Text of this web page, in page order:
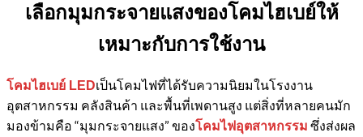
เลือกมุมกระจายแสงของโคมไฮเบย์ให้
เหมาะกับการใช้งาน
โคมไฮเบย์ LEDเป็นโคมไฟที่ได้รับความนิยมในโรงงาน
อุตสาหกรรม คลังสินค้า และพื้นที่เพดานสูง แต่สิ่งที่หลายคนมัก
มองข้ามคือ “มุมกระจายแสง” ของโคมไฟอุตสาหกรรม ซึ่งส่งผล